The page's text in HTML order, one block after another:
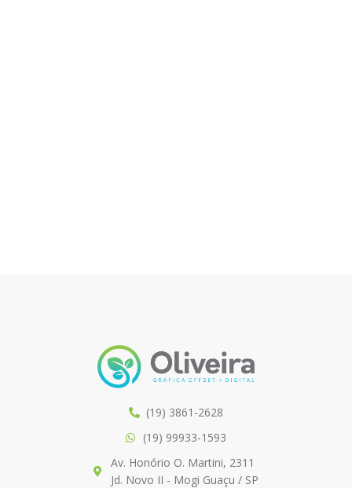
(19) 3861-2628
(19) 99933-1593
Av. Honório O. Martini, 2311
Jd. Novo II - Mogi Guaçu / SP